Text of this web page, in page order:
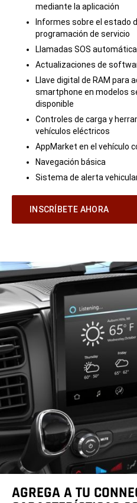
mediante la aplicación
Informes sobre el estado
programación de servicio
Llamadas SOS
Actualizaciones de
Llave digital de RAM para
smartphone en modelos
disponible
Controles de carga y
vehículos eléctricos
AppMarket en el vehículo
Navegación básica
Sistema de alerta
INSCRÍBETE AHORA(Abrir
AGREGA A TU